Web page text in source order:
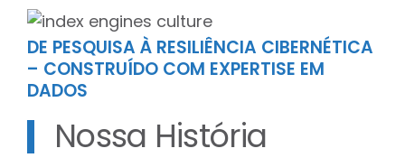
DE PESQUISA À RESILIÊNCIA CIBERNÉTICA
– CONSTRUÍDO COM EXPERTISE EM
DADOS
Nossa História